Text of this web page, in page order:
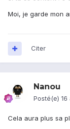
Moi, je garde mon
Citer
Nanou
Posté(e) 16
Cela aura plus sa